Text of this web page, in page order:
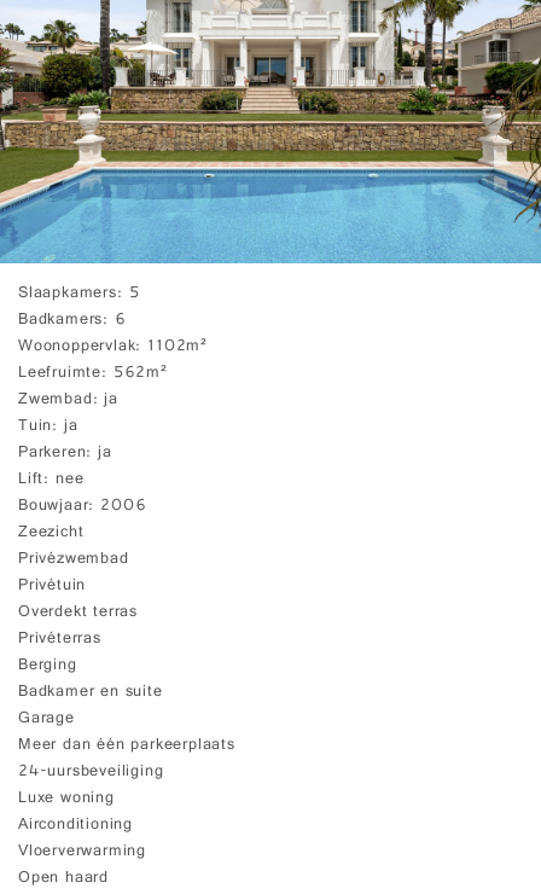
Slaapkamers 5
Badkamers 6
Woonoppervlak 1102m²
Leefruimte 562m²
Zwembad ja
Tuin ja
Parkeren ja
Lift nee
Bouwjaar 2006
Zeezicht
Privézwembad
Privétuin
Overdekt terras
Privéterras
Berging
Badkamer en suite
Garage
Meer dan één parkeerplaats
24-uursbeveiliging
Luxe woning
Airconditioning
Vloerverwarming
Open haard